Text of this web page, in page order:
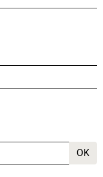
OK